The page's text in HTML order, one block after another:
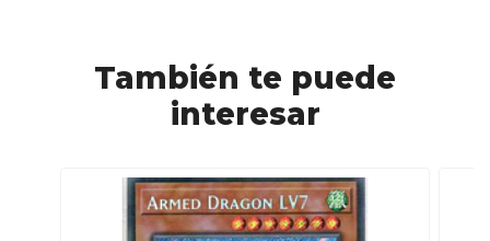
También te puede
interesar